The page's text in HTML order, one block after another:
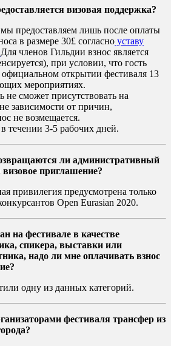
визовая поддержка?
предоставляем лишь после оплаты
в размере 30£ согласно уставу
Для членов Гильдии взнос является
при условии, что гость
официальном открытии фестиваля 13
мероприятиях.
не сможет присутствовать на
зависимости от причин,
не возмещается.
течении 3-5 рабочих дней.
ли административный
визовое приглашение?
привилегия предусмотрена только
Open Eurasian 2020.
на фестивале в качестве
спикера, выставки или
надо ли мне оплачивать взнос
одну из данных категорий.
фестиваля трансфер из